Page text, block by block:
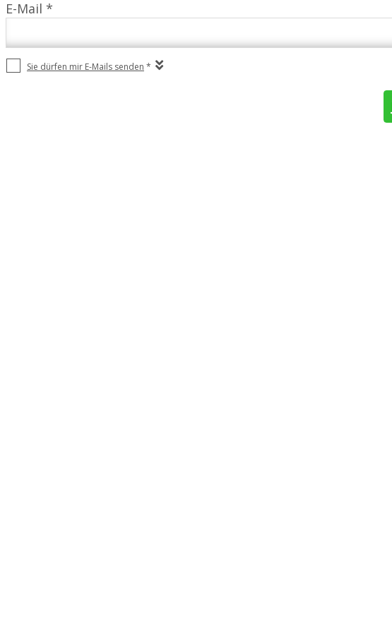
E-Mail *
Sie dürfen mir E-Mails senden *